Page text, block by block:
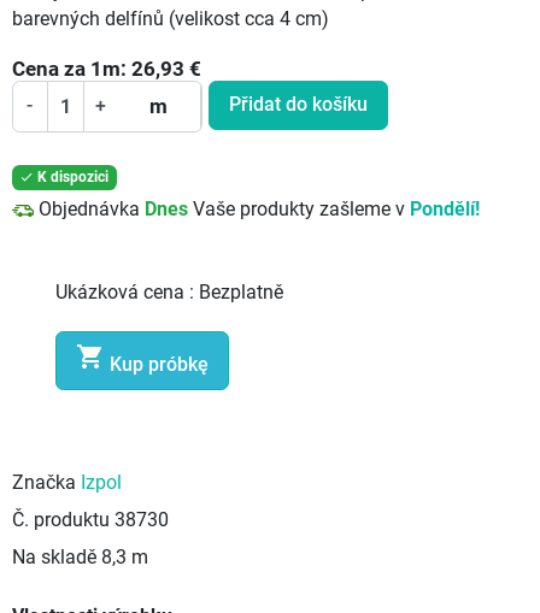
barevných delfínů (velikost cca 4 cm)
Cena za 1 m: 26,93 €
- + m Přidat do košíku
 K dispozici
Objednávka Dnes Vaše produkty zašleme v Pondělí!
Ukázková cena : Bezplatně
 Kup próbkę
Značka Izpol
Č. produktu 38730
Na skladě 8,3 m